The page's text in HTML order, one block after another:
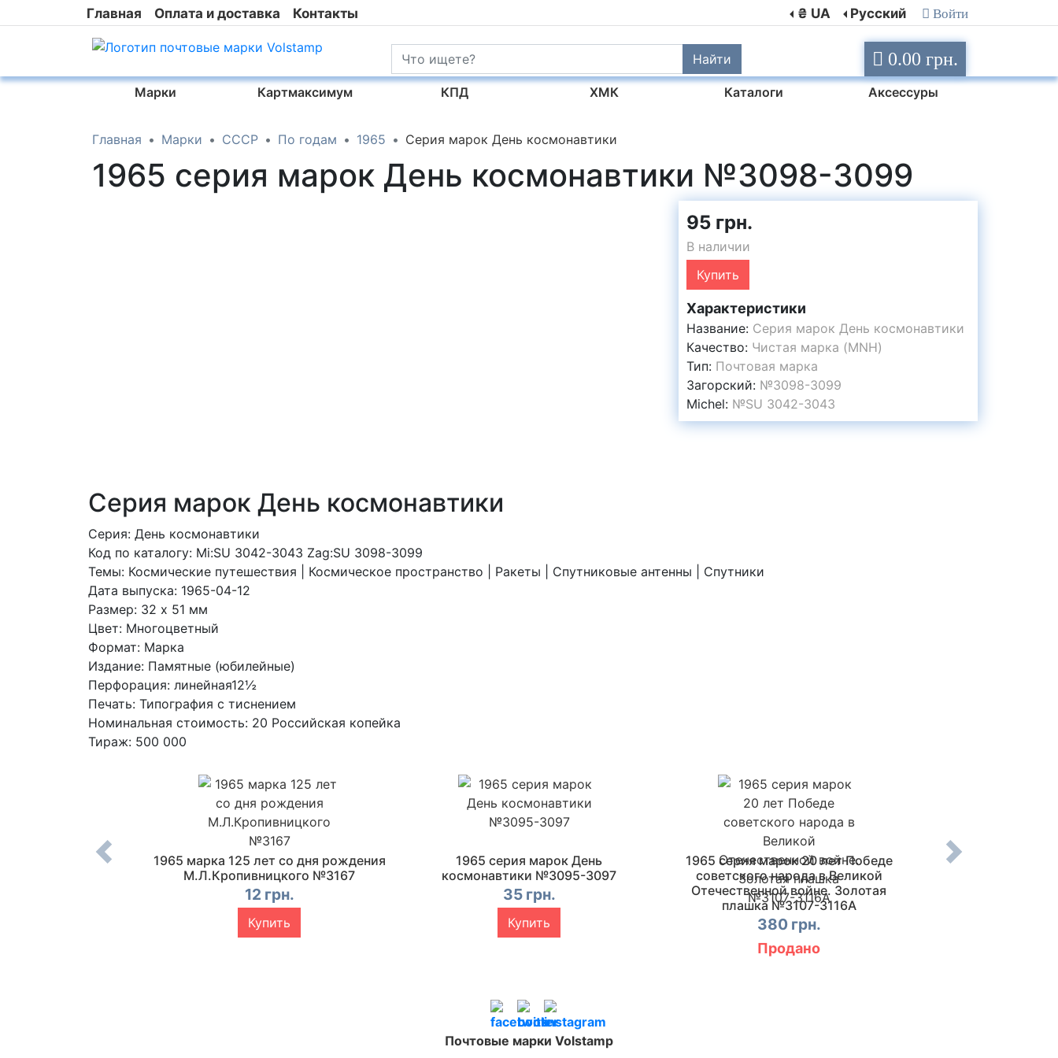
Главная Оплата и доставка Контакты ₴ UA Русский Войти
Найти 0.00 грн.
Марки Картмаксимум КПД ХМК Каталоги Аксессуры
Главная Марки СССР По годам 1965 Серия марок День космонавтики
1965 серия марок День космонавтики №3098-3099
95 грн.
В наличии
Купить
Характеристики
Название: Серия марок День космонавтики
Качество: Чистая марка (MNH)
Тип: Почтовая марка
Загорский: №3098-3099
Michel: №SU 3042-3043
Серия марок День космонавтики
Серия: День космонавтики
Код по каталогy: Mi:SU 3042-3043 Zag:SU 3098-3099
Темы: Космические путешествия | Космическое пространство | Ракеты | Спутниковые антенны | Спутники
Дата выпуска: 1965-04-12
Размер: 32 x 51 мм
Цвет: Многоцветный
Формат: Марка
Издание: Памятные (юбилейные)
Перфорация: линейная12½
Печать: Типография с тиснением
Номинальная стоимость: 20 Российская копейка
Тираж: 500 000
1965 марка 125 лет со дня рождения
М.Л.Кропивницкого №3167
12 грн.
Купить
1965 серия марок День
космонавтики №3095-3097
35 грн.
Купить
1965 серия марок 20 лет Победе
советского народа в Великой
Отечественной войне. Золотая
плашка №3107-3116А
380 грн.
Продано
1965 марка 100
Почтовые марки Volstamp